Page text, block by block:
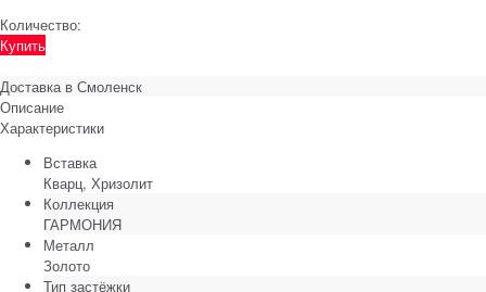
Количество:
Купить
Доставка в Смоленск
Описание
Характеристики
Вставка
Кварц, Хризолит
Коллекция
ГАРМОНИЯ
Металл
Золото
Тип застёжки